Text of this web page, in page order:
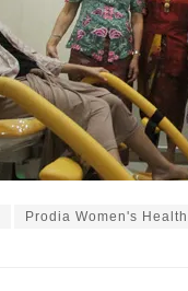
Prodia Women's